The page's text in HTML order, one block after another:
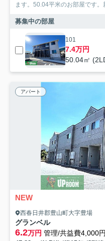
ます。50.04平米のお部屋です
募集中の部屋
101
7.4万円
50.04㎡
アパート
NEW
西春日井郡豊山町大字豊場
グランベル
6.2万円 管理/共益費4,000円